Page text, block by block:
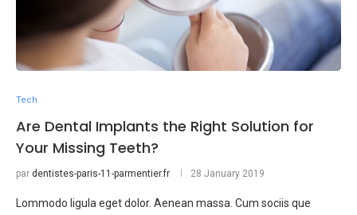
Tech
Are Dental Implants the Right Solution for
Your Missing Teeth?
par dentistes-paris-11-parmentier.fr 28 January 2019
Lommodo ligula eget dolor. Aenean massa. Cum sociis que